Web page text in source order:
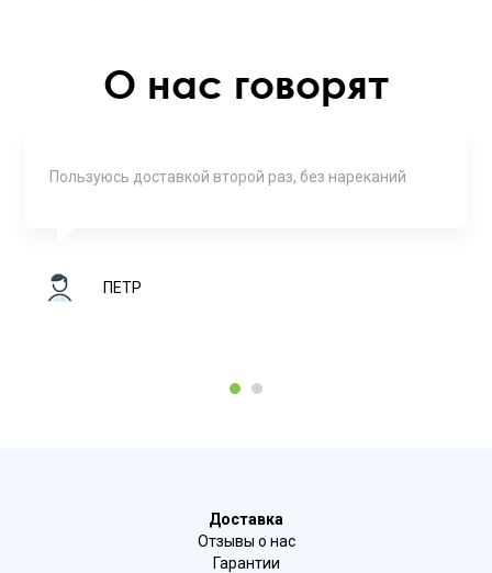
О нас говорят
Пользуюсь доставкой второй раз, без нареканий
ПЕТР
1 2
Доставка
Отзывы о нас
Гарантии